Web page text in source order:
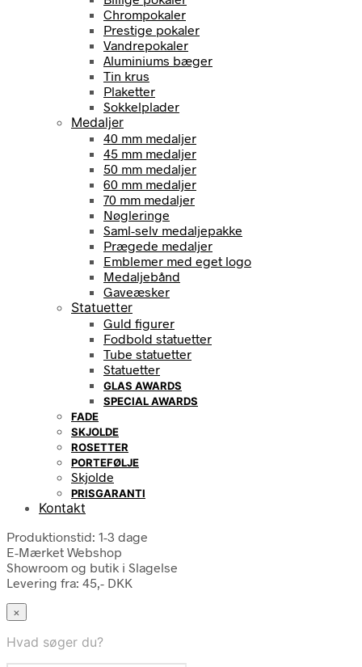
Chrompokaler
Prestige pokaler
Vandrepokaler
Aluminiums bæger
Tin krus
Plaketter
Sokkelplader
Medaljer
40 mm medaljer
45 mm medaljer
50 mm medaljer
60 mm medaljer
70 mm medaljer
Nøgleringe
Saml-selv medaljepakke
Prægede medaljer
Emblemer med eget logo
Medaljebånd
Gaveæsker
Statuetter
Guld figurer
Fodbold statuetter
Tube statuetter
Statuetter
GLAS AWARDS
SPECIAL AWARDS
FADE
SKJOLDE
ROSETTER
PORTEFØLJE
Skjolde
PRISGARANTI
Kontakt
Produktionstid: 1-3 dage
E-Mærket Webshop
Showroom og butik i Slagelse
Levering fra: 45,- DKK
×
Hvad søger du?